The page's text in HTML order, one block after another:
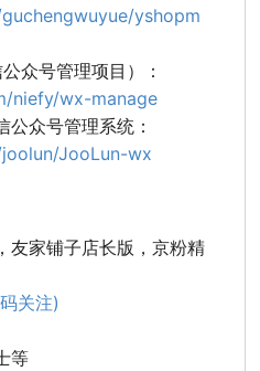
yshopm
众号管理项目）：
niefy/wx-manage
公众号管理系统：
JooLun-wx
友家铺子店长版，京粉精
关注)
等